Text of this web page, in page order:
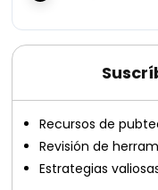
Recursos de
Revisión de
Estrategias